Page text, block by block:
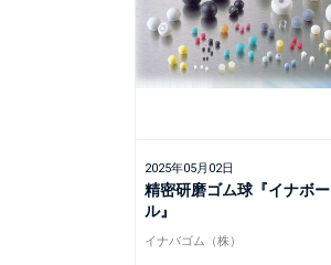
2025年05月02日
精密研磨ゴム球『イナボー
ル』
イナバゴム（株）